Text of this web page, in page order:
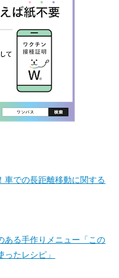
車での長距離移動に関する
ある手作りメニュー「この
たレシピ」